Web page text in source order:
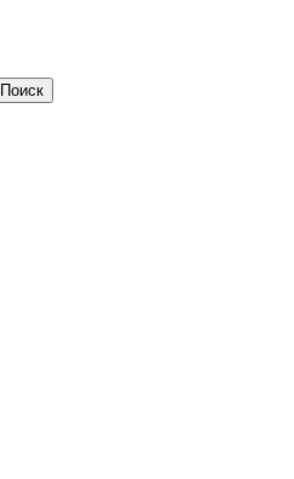
Поиск